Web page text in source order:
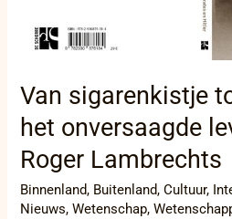
Van sigarenkistje
het onversaagde
Roger Lambrechts
Binnenland, Buitenland,Cultuur,
Nieuws,Wetenschap,